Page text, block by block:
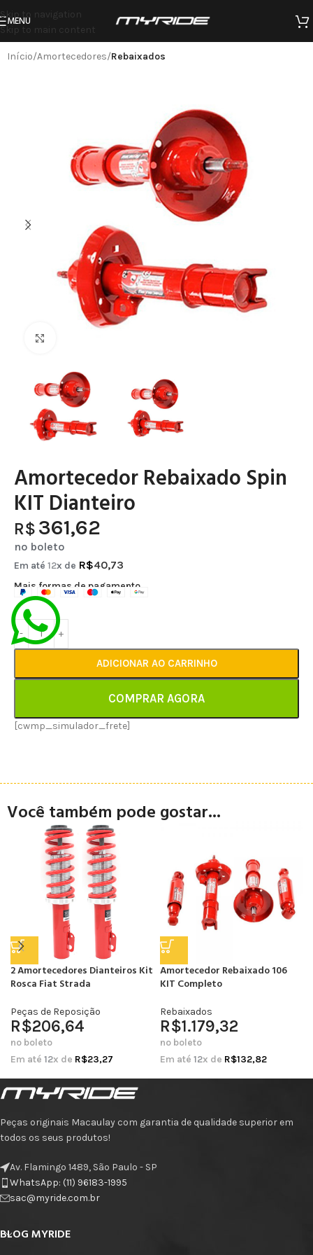
Skip to navigation
Skip to main content
MENU
Início Amortecedores Rebaixados
Amortecedor Rebaixado Spin
KIT Dianteiro
R$ 361,62
no boleto
Em até 12x de R$40,73
Mais formas de pagamento
ADICIONAR AO CARRINHO
COMPRAR AGORA
[cwmp_simulador_frete]
Você também pode gostar...
2 Amortecedores Dianteiros Kit
Rosca Fiat Strada
Peças de Reposição
R$206,64
no boleto
Em até 12x de R$23,27
Amortecedor Rebaixado 106
KIT Completo
Rebaixados
R$1.179,32
no boleto
Em até 12x de R$132,82
Peças originais Macaulay com garantia de qualidade superior em
todos os seus produtos!
Av. Flamingo 1489, São Paulo - SP
WhatsApp: (11) 96183-1995
sac@myride.com.br
BLOG MYRIDE